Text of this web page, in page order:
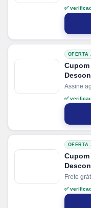
suas
+ 5% de
✅
OFERTA
Cupom
Assine
✅
OFERTA
Frete
Sudeste
✅